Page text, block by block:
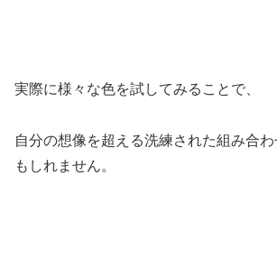
実際に様々な色を試してみることで、
自分の想像を超える洗練された組み合
もしれません。